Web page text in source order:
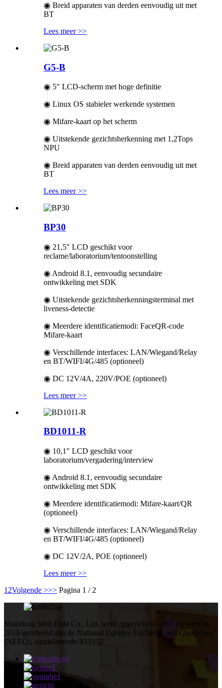
◉ Breid apparaten van derden eenvoudig uit met
BT
Lees meer >>
G5-B
◉ 5″ LCD-scherm met hoge definitie
◉ Linux OS stabieler werkende systemen
◉ Mifare-kaart op het scherm
◉ Uitstekende gezichtsherkenning met 1,2Tops
NPU
◉ Breid apparaten van derden eenvoudig uit met
BT
Lees meer >>
BP30
◉ 21,5″ LCD geschikt voor
reclame/laboratorium/tentoonstelling
◉ Android 8.1, eenvoudig secundaire
ontwikkeling met SDK
◉ Uitstekende gezichtsherkenningsterminal met
liveness-detectie
◉ Meerdere identificatiemodi: FaceQR-code
Mifare-kaart
◉ Verschillende interfaces: LAN/Wiegand/Relay
en BT/WIFI/4G/485 (optioneel)
◉ DC 12V/4A, 220V/POE (optioneel)
Lees meer >>
BD1011-R
◉ 10,1″ LCD geschikt voor
laboratorium/vergadering/interview
◉ Android 8.1, eenvoudig secundaire
ontwikkeling met SDK
◉ Meerdere identificatiemodi: Mifare-kaart/QR
(optioneel)
◉ Verschillende interfaces: LAN/Wiegand/Relay
en BT/WIFI/4G/485 (optioneel)
◉ DC 12V/2A, POE (optioneel)
Lees meer >>
1 2Volgende >>> Pagina 1 / 2
Shandong Well Data Co., Ltd. werd opgericht in 1997 en werd in
2015 genoteerd aan de National Equities Exchange and Quotations
(NEEQ), aandelencode 833552.